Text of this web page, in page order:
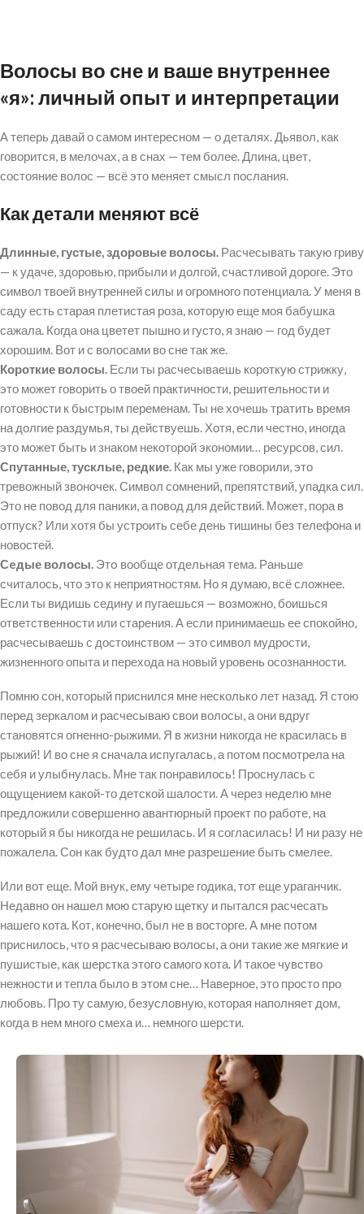
Волосы во сне и ваше внутреннее
«я»: личный опыт и интерпретации
А теперь давай о самом интересном — о деталях. Дьявол, как
говорится, в мелочах, а в снах — тем более. Длина, цвет,
состояние волос — всё это меняет смысл послания.
Как детали меняют всё
Длинные, густые, здоровые волосы. Расчесывать такую гриву
— к удаче, здоровью, прибыли и долгой, счастливой дороге. Это
символ твоей внутренней силы и огромного потенциала. У меня в
саду есть старая плетистая роза, которую еще моя бабушка
сажала. Когда она цветет пышно и густо, я знаю — год будет
хорошим. Вот и с волосами во сне так же.
Короткие волосы. Если ты расчесываешь короткую стрижку,
это может говорить о твоей практичности, решительности и
готовности к быстрым переменам. Ты не хочешь тратить время
на долгие раздумья, ты действуешь. Хотя, если честно, иногда
это может быть и знаком некоторой экономии… ресурсов, сил.
Спутанные, тусклые, редкие. Как мы уже говорили, это
тревожный звоночек. Символ сомнений, препятствий, упадка сил.
Это не повод для паники, а повод для действий. Может, пора в
отпуск? Или хотя бы устроить себе день тишины без телефона и
новостей.
Сeдые волосы. Этo вообще отдельная тeмa. Раньше
считалось, что это к неприятностям. Но я думаю, всё сложнее.
Если ты видишь седину и пугаешься — возможно, боишься
ответственности или старения. А если принимаешь ее спокойно,
расчесываешь с достоинством — это символ мудрости,
жизненного опыта и перехода на новый уровень осознанности.
Помню сон, который приснился мне несколько лет назад. Я стою
перед зеркалом и расчесываю свои волосы, а они вдруг
становятся огненно-рыжими. Я в жизни никогда не красилась в
рыжий! И во сне я сначала испугалась, а потом посмотрела на
себя и улыбнулась. Мне так понравилось! Проснулась с
ощущением какой-то детской шалости. А через неделю мне
предложили совершенно авантюрный проект по работе, на
который я бы никогда не решилась. И я согласилась! И ни разу не
пожалела. Сон как будто дал мне разрешение быть смелее.
Или вот еще. Мой внук, ему четыре годика, тот еще ураганчик.
Недавно он нашел мою старую щетку и пытался расчесать
нашего кота. Кот, конечно, был не в восторге. А мне потом
приснилось, что я расчесываю волосы, а они такие же мягкие и
пушистые, как шерстка этого самого кота. И такое чувство
нежности и тепла было в этом сне… Наверное, это просто про
любовь. Про ту самую, безусловную, которая наполняет дом,
когда в нем много смеха и… немного шерсти.